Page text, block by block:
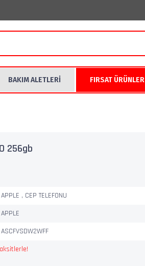
BAKIM ALETLERİ FIRSAT ÜRÜNLER
256gb
APPLE , CEP TELEFONU
APPLE
ASCFVSDW2WFF